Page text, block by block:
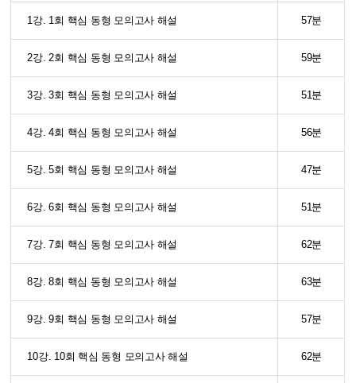
1강. 1회 핵심 동형 모의고사 해설 57분
2강. 2회 핵심 동형 모의고사 해설 59분
3강. 3회 핵심 동형 모의고사 해설 51분
4강. 4회 핵심 동형 모의고사 해설 56분
5강. 5회 핵심 동형 모의고사 해설 47분
6강. 6회 핵심 동형 모의고사 해설 51분
7강. 7회 핵심 동형 모의고사 해설 62분
8강. 8회 핵심 동형 모의고사 해설 63분
9강. 9회 핵심 동형 모의고사 해설 57분
10강. 10회 핵심 동형 모의고사 해설 62분